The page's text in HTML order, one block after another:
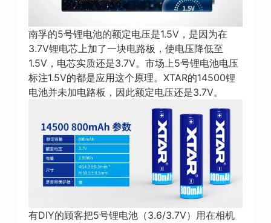
南孚的5号锂电池的额定电压是1.5V，是因为在
3.7V锂电芯上加了一块电路板，使电压降低至
1.5V，电芯实质还是3.7V。市场上5号锂电池电压
标注1.5V的都是应用这个原理。XTAR的14500锂
电池并未加电路板，因此额定电压还是3.7V。
有DIY的顾客把5号锂电池（3.6/3.7V）用在相机